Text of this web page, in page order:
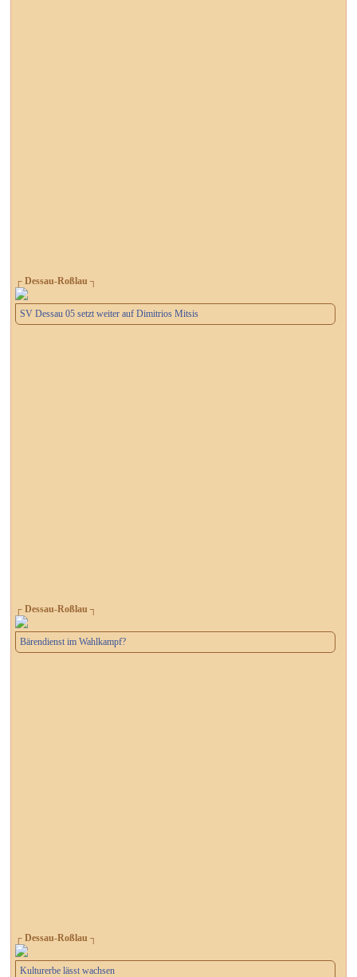
┌ Dessau-Roßlau ┐
SV Dessau 05 setzt weiter auf Dimitrios Mitsis
┌ Dessau-Roßlau ┐
Bärendienst im Wahlkampf?
┌ Dessau-Roßlau ┐
Kulturerbe lässt wachsen